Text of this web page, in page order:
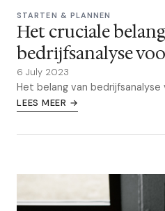
STARTEN & PLANNEN
Het cruciale
bedrijfsanalyse
6 July 2023
Het belang van
LEES MEER →